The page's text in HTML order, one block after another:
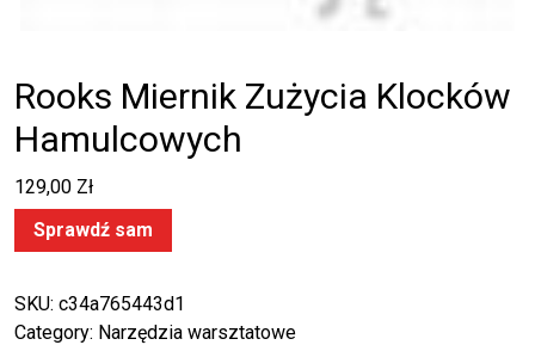
Rooks Miernik Zużycia Klocków
Hamulcowych
129,00 Zł
Sprawdź sam
SKU: c34a765443d1
Category: Narzędzia warsztatowe